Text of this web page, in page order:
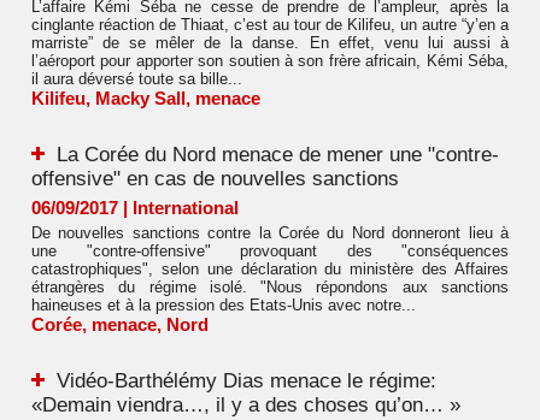
L’affaire Kémi Séba ne cesse de prendre de l’ampleur, après la
cinglante réaction de Thiaat, c’est au tour de Kilifeu, un autre “y’en a
marriste” de se mêler de la danse. En effet, venu lui aussi à
l’aéroport pour apporter son soutien à son frère africain, Kémi Séba,
il aura déversé toute sa bille...
Kilifeu, Macky Sall, menace
La Corée du Nord menace de mener une "contre-
offensive" en cas de nouvelles sanctions
06/09/2017 | International
De nouvelles sanctions contre la Corée du Nord donneront lieu à
une "contre-offensive" provoquant des "conséquences
catastrophiques", selon une déclaration du ministère des Affaires
étrangères du régime isolé. "Nous répondons aux sanctions
haineuses et à la pression des Etats-Unis avec notre...
Corée, menace, Nord
Vidéo-Barthélémy Dias menace le régime:
«Demain viendra…, il y a des choses qu’on… »